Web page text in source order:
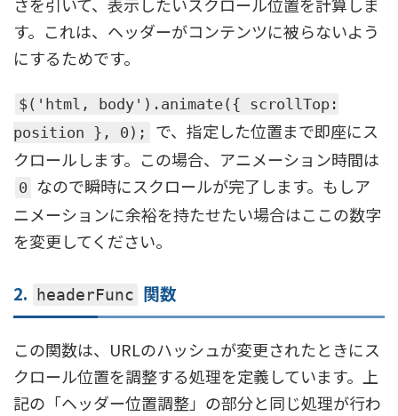
す。これは、ヘッダーがコンテンツに被らないよう
にするためです。
$('html, body').animate({ scrollTop:
position }, 0);
で、指定した位置まで即座にス
クロールします。この場合、アニメーション時間は
0 なので瞬時にスクロールが完了します。もしア
ニメーションに余裕を持たせたい場合はここの数字
を変更してください。
2. headerFunc 関数
この関数は、URLのハッシュが変更されたときにス
クロール位置を調整する処理を定義しています。上
記の「ヘッダー位置調整」の部分と同じ処理が行わ